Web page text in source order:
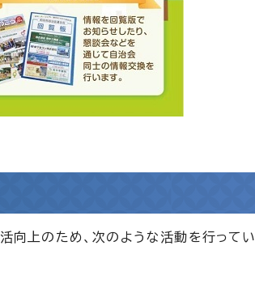
向上のため、次のような活動を行ってい